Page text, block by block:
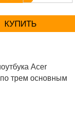
КУПИТЬ
Acer
трем основным